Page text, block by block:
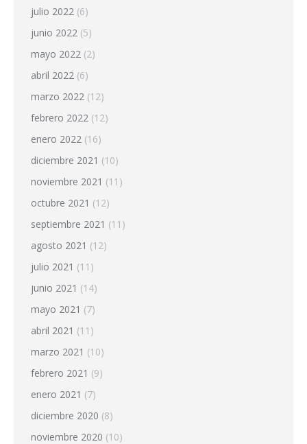
julio 2022 (6)
junio 2022 (5)
mayo 2022 (2)
abril 2022 (6)
marzo 2022 (12)
febrero 2022 (12)
enero 2022 (16)
diciembre 2021 (10)
noviembre 2021 (11)
octubre 2021 (12)
septiembre 2021 (11)
agosto 2021 (12)
julio 2021 (11)
junio 2021 (14)
mayo 2021 (7)
abril 2021 (11)
marzo 2021 (10)
febrero 2021 (9)
enero 2021 (7)
diciembre 2020 (8)
noviembre 2020 (10)